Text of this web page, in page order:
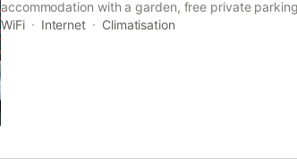
accommodation with a garden, free private
Each accommodation at the 3-star hotel has
WiFi Internet Climatisation